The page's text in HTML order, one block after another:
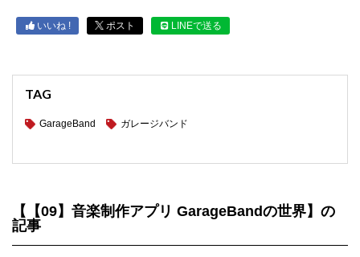
いいね ! ポスト LINEで送る
TAG
GarageBand ガレージバンド
【【09】音楽制作アプリ GarageBandの世界】の
記事